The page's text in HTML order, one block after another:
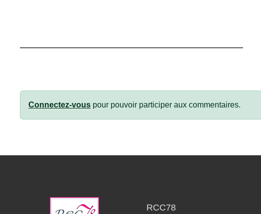
Connectez-vous pour pouvoir participer aux commentaires.
RCC78